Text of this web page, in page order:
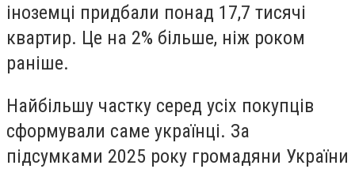
іноземці придбали понад 17,7 тисячі
квартир. Це на 2% більше, ніж роком
раніше.
Найбільшу частку серед усіх покупців
сформували саме українці. За
підсумками 2025 року громадяни України